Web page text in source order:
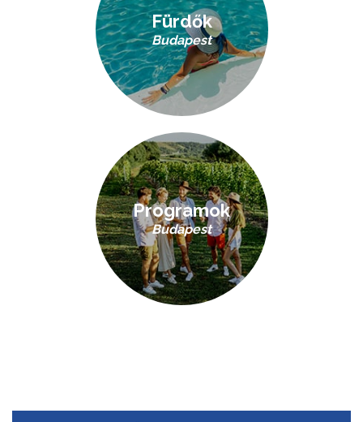
Fürdők
Budapest
Programok
Budapest